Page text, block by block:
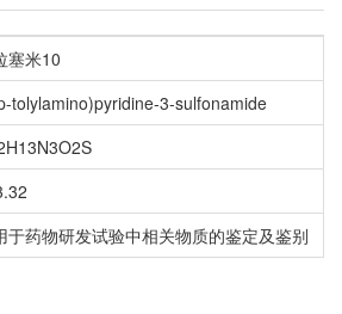
塞米10
tolylamino)pyridine-3-sulfonamide
于药物研发试验中相关物质的鉴定及鉴别